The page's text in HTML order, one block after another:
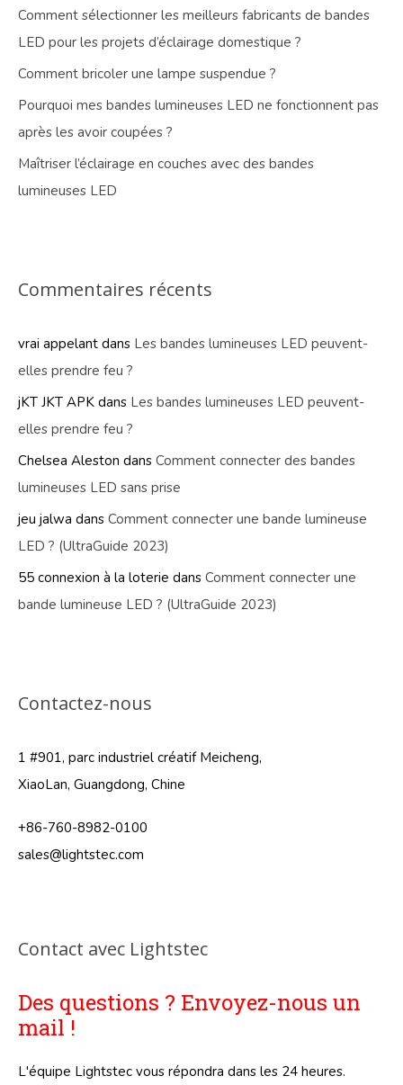
Comment sélectionner les meilleurs fabricants de bandes
LED pour les projets d’éclairage domestique ?
Comment bricoler une lampe suspendue ?
Pourquoi mes bandes lumineuses LED ne fonctionnent pas
après les avoir coupées ?
Maîtriser l’éclairage en couches avec des bandes
lumineuses LED
Commentaires récents
vrai appelant dans Les bandes lumineuses LED peuvent-
elles prendre feu ?
jKT JKT APK dans Les bandes lumineuses LED peuvent-
elles prendre feu ?
Chelsea Aleston dans Comment connecter des bandes
lumineuses LED sans prise
jeu jalwa dans Comment connecter une bande lumineuse
LED ? (UltraGuide 2023)
55 connexion à la loterie dans Comment connecter une
bande lumineuse LED ? (UltraGuide 2023)
Contactez-nous
1 #901, parc industriel créatif Meicheng,
XiaoLan, Guangdong, Chine
+86-760-8982-0100
sales@lightstec.com
Contact avec Lightstec
Des questions ? Envoyez-nous un
mail !
L'équipe Lightstec vous répondra dans les 24 heures.